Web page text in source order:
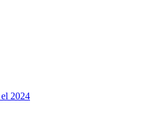
2024